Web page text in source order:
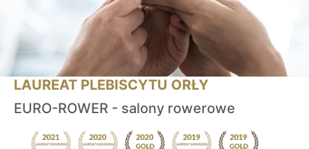
LAUREAT PLEBISCYTU ORŁY
EURO-ROWER - salony rowerowe